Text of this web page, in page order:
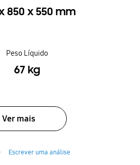
850 x 550 mm
Peso Líquido
67 kg
Ver mais
Escrever uma análise